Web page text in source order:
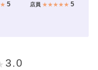
5 店員 ★★★★★5
3.0